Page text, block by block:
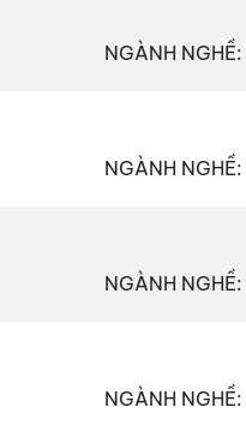
NGÀNH NGHỀ:
NGÀNH NGHỀ:
NGÀNH NGHỀ:
NGÀNH NGHỀ: